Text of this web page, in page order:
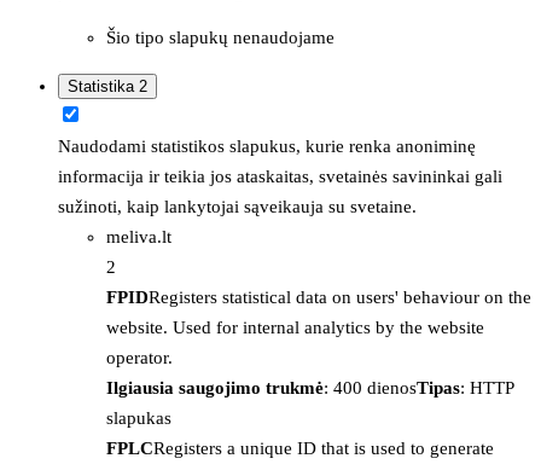
Šio tipo slapukų nenaudojame
Statistika 2
Naudodami statistikos slapukus, kurie renka anoniminę
informacija ir teikia jos ataskaitas, svetainės savininkai gali
sužinoti, kaip lankytojai sąveikauja su svetaine.
meliva.lt
2
FPIDRegisters statistical data on users' behaviour on the
website. Used for internal analytics by the website
operator.
Ilgiausia saugojimo trukmė: 400 dienosTipas: HTTP
slapukas
FPLCRegisters a unique ID that is used to generate